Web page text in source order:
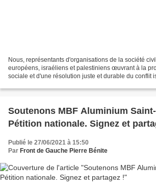
Nous, représentants d'organisations de la société
européens, israéliens et palestiniens œuvrant à la
sociale et d'une résolution juste et durable du conflit
Soutenons MBF Aluminium
Pétition nationale. Signez et
Publié le 27/06/2021 à 15:50
Par Front de Gauche Pierre Bénite